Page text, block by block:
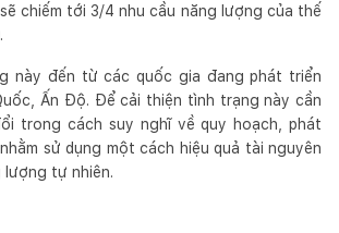
chiếm tới 3/4 nhu cầu năng lượng của thế
này đến từ các quốc gia đang phát triển
Ấn Độ. Để cải thiện tình trạng này cần
trong cách suy nghĩ về quy hoạch, phát
sử dụng một cách hiệu quả tài nguyên
tự nhiên.